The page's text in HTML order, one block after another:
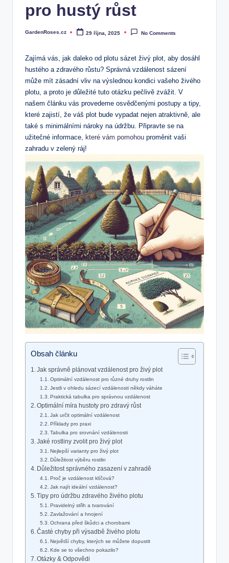
pro hustý růst
Posted
GardenRoses.cz 29 října, 2025 No Comments
Zajímá vás, jak daleko od plotu sázet živý plot, aby dosáhl
hustého a zdravého růstu? Správná vzdálenost sázení
může mít zásadní vliv na výslednou kondici vašeho živého
plotu, a proto je důležité tuto otázku pečlivě zvážit. V
našem článku vás provedeme osvědčenými postupy a tipy,
které zajistí, že váš plot bude vypadat nejen atraktivně, ale
také s minimálními nároky na údržbu. Připravte se na
užitečné informace, které vám pomohou proměnit vaši
zahradu v zelený ráj!
Obsah článku
Jak správně plánovat vzdálenost pro živý plot
Optimální vzdálenost pro různé druhy rostlin
Jestli v ohledu sázecí vzdálenosti někdy váháte
Praktická tabulka pro správnou vzdálenost
Optimální míra hustoty pro zdravý růst
Jak určit optimální vzdálenost
Příklady pro praxi
Tabulka pro srovnání vzdálenosti
Jaké rostliny zvolit pro živý plot
Nejlepší varianty pro živý plot
Důležitost výběru rostlin
Důležitost správného zasazení v zahradě
Proč je vzdálenost klíčová?
Jak najít ideální vzdálenost?
Tipy pro údržbu zdravého živého plotu
Pravidelný střih a tvarování
Zavlažování a hnojení
Ochrana před škůdci a chorobami
Časté chyby při výsadbě živého plotu
Největší chyby, kterých se můžete dopustit
Kde se to všechno pokazilo?
Otázky & Odpovědi